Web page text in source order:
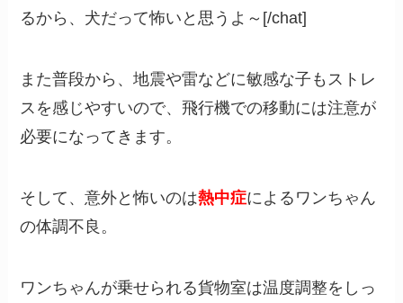
るから、犬だって怖いと思うよ～[/chat]
また普段から、地震や雷などに敏感な子もストレ
スを感じやすいので、飛行機での移動には注意が
必要になってきます。
そして、意外と怖いのは熱中症によるワンちゃん
の体調不良。
ワンちゃんが乗せられる貨物室は温度調整をしっ